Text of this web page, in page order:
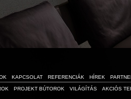
KAPCSOLAT REFERENCIÁK HÍREK
PROJEKT BÚTOROK VILÁGÍTÁS AKCIÓS